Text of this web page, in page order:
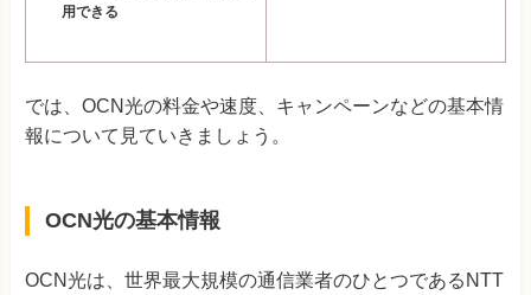
用できる
では、OCN光の料金や速度、キャンペーンなどの基本情
報について見ていきましょう。
OCN光の基本情報
OCN光は、世界最大規模の通信業者のひとつであるNTT